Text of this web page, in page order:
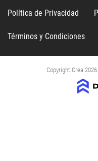
Política de Privacidad
Términos y Condiciones
Copyright Crea